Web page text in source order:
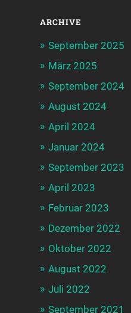
ARCHIVE
September 2025
März 2025
September 2024
August 2024
April 2024
Januar 2024
September 2023
April 2023
Februar 2023
Dezember 2022
Oktober 2022
August 2022
Juli 2022
September 2021